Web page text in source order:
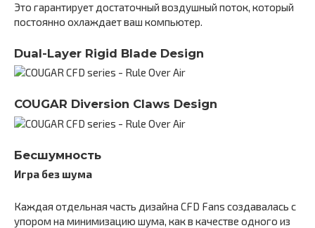
Это гарантирует достаточный воздушный поток, который
постоянно охлаждает ваш компьютер.
Dual-Layer Rigid Blade Design
COUGAR Diversion Claws Design
Бесшумность
Игра без шума
Каждая отдельная часть дизайна CFD Fans создавалась с
упором на минимизацию шума, как в качестве одного из